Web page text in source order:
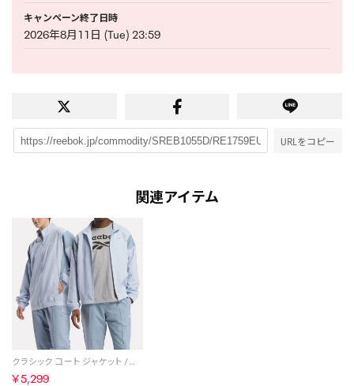
キャンペーン終了日時
2026年8月11日 (Tue) 23:59
URLをコピー
関連アイテム
クラシック コート ジャケット / CL COURT SPORT JACKET （ペールブルー）
￥5,299